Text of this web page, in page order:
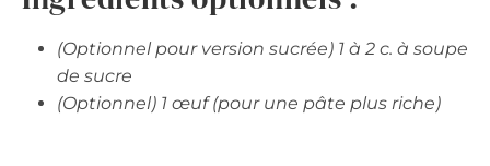
(Optionnel pour version sucrée) 1 à 2 c. à soupe
de sucre
(Optionnel) 1 œuf (pour une pâte plus riche)